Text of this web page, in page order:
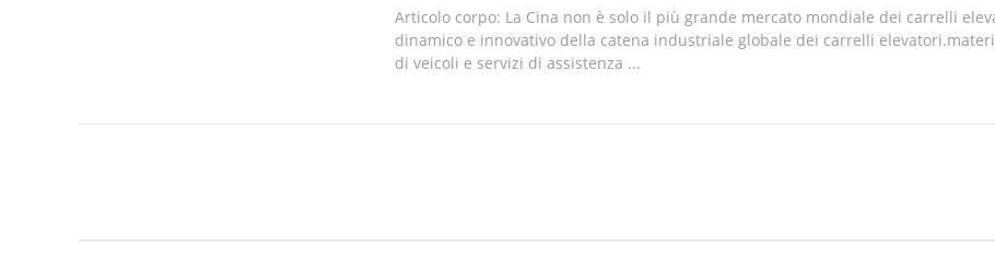
Articolo corpo: La Cina non è solo il più grande mercato mondiale dei carrelli
dinamico e innovativo della catena industriale globale dei carrelli
di veicoli e servizi di assistenza ...